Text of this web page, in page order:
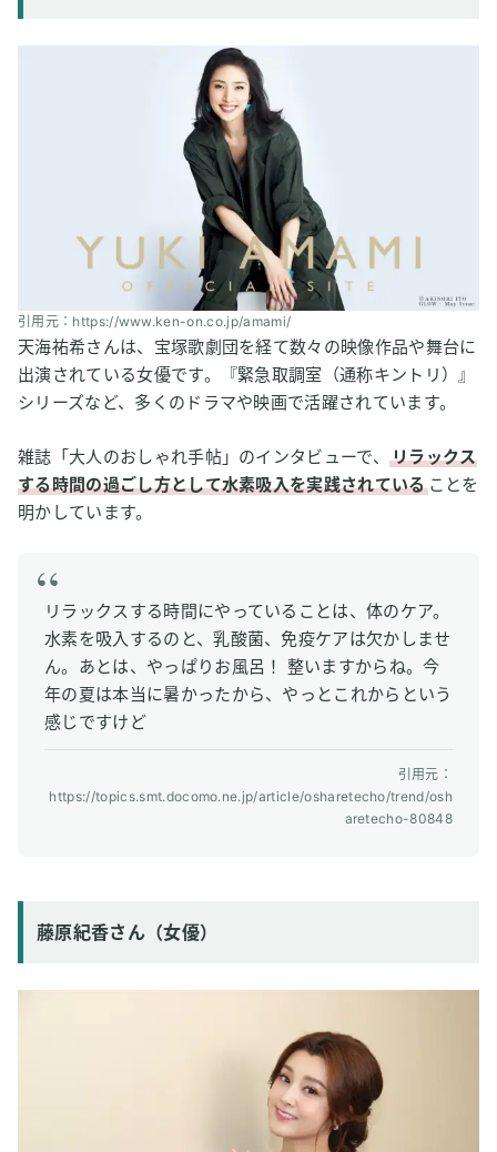
武尊さん（格闘家）
貴乃花光司さん（元横綱）
朝乃山関（大相撲力士）
井上裕大選手（元Jリーガー）
藤光謙司選手（陸上短距離）
山下楽平選手（ラグビー選手）
西田有志選手（プロバレーボール選手）
健康維持やリフレッシュに水素吸入を活用するタレン
ト・文化人
百田尚樹さん（作家）
坂東玉三郎さん（歌舞伎俳優）
西川史子さん（医師・タレント）
4 そもそも「水素吸入」って何？基本のキ
5
気になる安全性と副作用は？
6 水素吸入のよくある質問
Q1. どのくらいの頻度で吸うのが効果的？
引用元：https://www.ken-on.co.jp/amami/
天海祐希さんは、宝塚歌劇団を経て数々の映像作品や舞台に
出演されている女優です。『緊急取調室（通称キントリ）』
シリーズなど、多くのドラマや映画で活躍されています。
雑誌「大人のおしゃれ手帖」のインタビューで、リラックス
する時間の過ごし方として水素吸入を実践されていることを
明かしています。
リラックスする時間にやっていることは、体のケア。
水素を吸入するのと、乳酸菌、免疫ケアは欠かしませ
ん。あとは、やっぱりお風呂！ 整いますからね。今
年の夏は本当に暑かったから、やっとこれからという
感じですけど
引用元：
https://topics.smt.docomo.ne.jp/article/osharetecho/trend/osh
aretecho-80848
藤原紀香さん（女優）